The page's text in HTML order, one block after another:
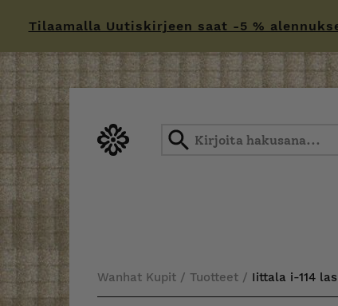
Tilaamalla Uutiskirjeen saat -5 %
to
Wanhat Kupit / Tuotteet / Iittala i-114